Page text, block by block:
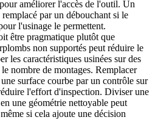
améliorer l'accès de l'outil. Un
par un débouchant si le
l'usinage le permettent.
être pragmatique plutôt que
non supportés peut réduire le
les caractéristiques usinées sur des
nombre de montages. Remplacer
surface courbe par un contrôle sur
l'effort d'inspection. Diviser une
une géométrie nettoyable peut
si cela ajoute une décision